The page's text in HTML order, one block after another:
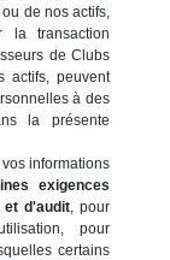
de nos actifs,
la transaction
de Clubs
actifs, peuvent
à des
la présente
informations
exigences
et d'audit, pour
pour
certains